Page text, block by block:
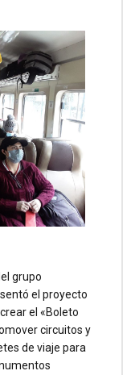
grupo
el proyecto
el «Boleto
circuitos y
de viaje para